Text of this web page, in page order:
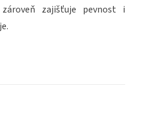
zajišťuje pevnost i